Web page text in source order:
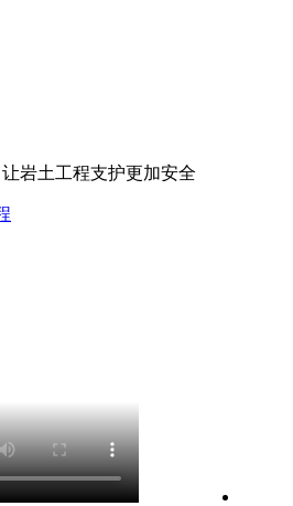
岩土工程支护更加安全